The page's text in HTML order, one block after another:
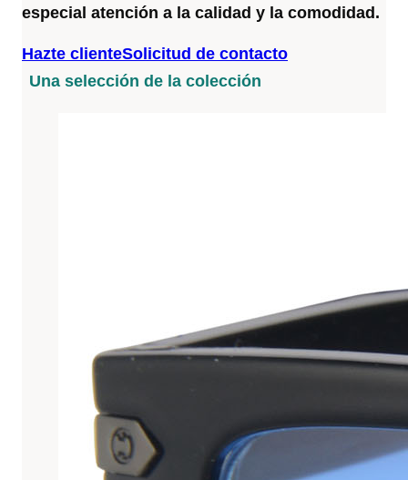
especial atención a la calidad y la comodidad.
Hazte clienteSolicitud de contacto
Una selección de la colección